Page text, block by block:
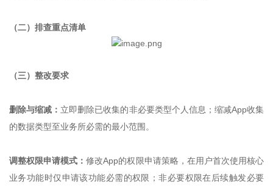
（二）排查重点清单
（三）整改要求
删除与缩减： 立即删除已收集的非必要类型个人信息；缩减App收集
的数据类型至业务所必需的最小范围。
调整权限申请模式：修改App的权限申请策略，在用户首次使用核心
业务功能时仅申请该功能必需的权限；非必要权限在后续触发必要